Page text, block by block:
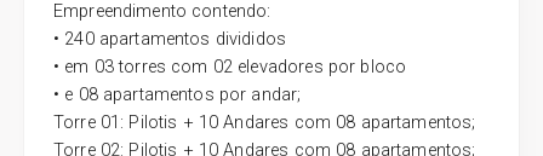
Empreendimento contendo:
• 240 apartamentos divididos
• em 03 torres com 02 elevadores por bloco
• e 08 apartamentos por andar;
Torre 01: Pilotis + 10 Andares com 08 apartamentos;
Torre 02: Pilotis + 10 Andares com 08 apartamentos;